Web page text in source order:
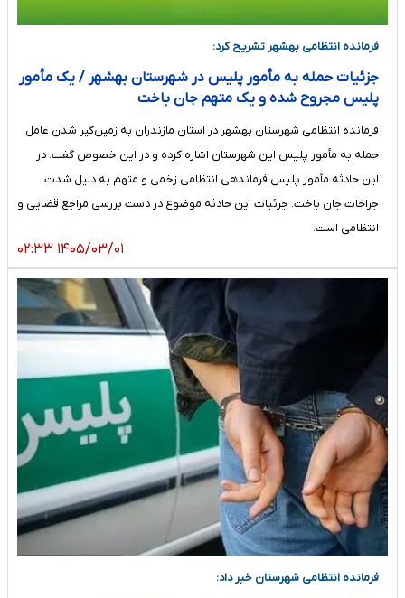
فرمانده انتظامی بهشهر تشریح کرد:
جزئیات حمله به مأمور پلیس در شهرستان بهشهر / یک مأمور
پلیس مجروح شده و یک متهم جان باخت
فرمانده انتظامی شهرستان بهشهر در استان مازندران به زمین‌گیر شدن عامل
حمله به مأمور پلیس این شهرستان اشاره کرده و در این خصوص گفت: در
این حادثه مأمور پلیس فرماندهی انتظامی زخمی و متهم به دلیل شدت
جراحات جان باخت. جرئیات این حادثه موضوع در دست بررسی مراجع قضایی و
انتظامی است.
۱۴۰۵/۰۳/۰۱ ۰۲:۳۳
فرمانده انتظامی شهرستان خبر داد: